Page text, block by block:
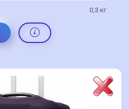
0,3 кг